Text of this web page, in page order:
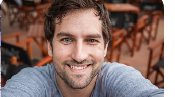
bouwen
aan
een
warme
ontvangst:
opvang
voor
nareizigers